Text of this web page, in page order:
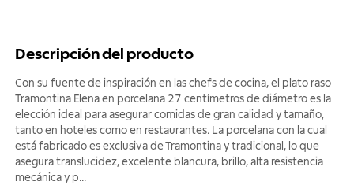
Descripción del producto
Con su fuente de inspiración en las chefs de cocina, el plato raso
Tramontina Elena en porcelana 27 centímetros de diámetro es la
elección ideal para asegurar comidas de gran calidad y tamaño,
tanto en hoteles como en restaurantes. La porcelana con la cual
está fabricado es exclusiva de Tramontina y tradicional, lo que
asegura translucidez, excelente blancura, brillo, alta resistencia
mecánica y p...